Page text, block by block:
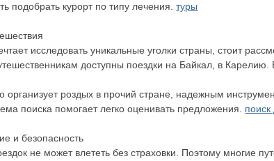
подобрать курорт по типу лечения.туры
исследовать уникальные уголки страны, стоит
доступны поездки на Байкал, в
организует роздых в прочий стране, надежным
поиска помогает легко оценивать предложения.
и безопасность
не может влететь без страховки. Поэтому многие